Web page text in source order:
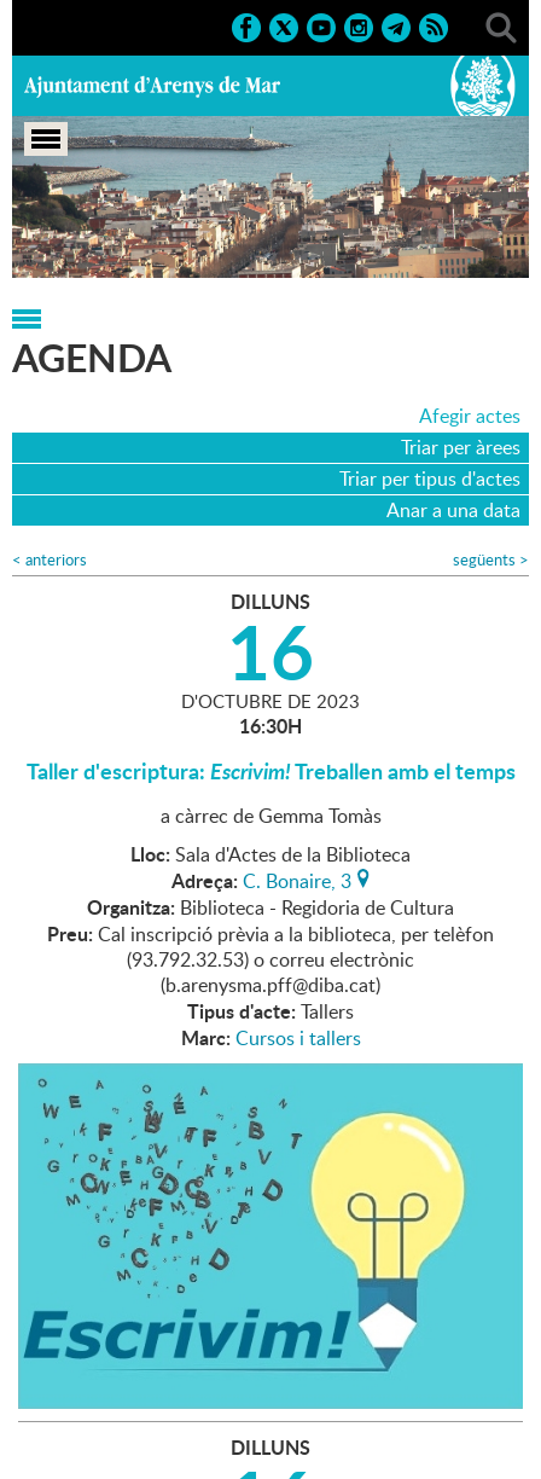
Portada > Agenda > 16-10-2023
AGENDA
Afegir actes
Triar per àrees
Triar per tipus d'actes
Anar a una data
< anteriors següents >
DILLUNS
16
D'OCTUBRE DE 2023
16:30H
Taller d'escriptura:Escrivim!Treballen amb el temps
a càrrec de Gemma Tomàs
Lloc: Sala d'Actes de la Biblioteca
Adreça: C. Bonaire, 3
Organitza: Biblioteca - Regidoria de Cultura
Preu: Cal inscripció prèvia a la biblioteca, per telèfon
(93.792.32.53) o correu electrònic
(b.arenysma.pff@diba.cat)
Tipus d'acte: Tallers
Marc: Cursos i tallers
DILLUNS